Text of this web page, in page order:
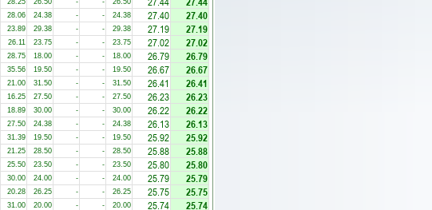
28.25 26.50 - - 26.50
28.06 24.38 - - 24.38 27.40 27.40
23.89 29.38 - - 29.38 27.19 27.19
26.11 23.75 - - 23.75 27.02 27.02
28.75 18.00 - - 18.00 26.79 26.79
35.56 19.50 - - 19.50 26.67 26.67
21.00 31.50 - - 31.50 26.41 26.41
16.25 27.50 - - 27.50 26.23 26.23
18.89 30.00 - - 30.00 26.22 26.22
27.50 24.38 - - 24.38 26.13 26.13
31.39 19.50 - - 19.50 25.92 25.92
21.25 28.50 - - 28.50 25.88 25.88
25.50 23.50 - - 23.50 25.80 25.80
30.00 24.00 - - 24.00 25.79 25.79
20.28 26.25 - - 26.25 25.75 25.75
31.00 20.00 - - 20.00 25.74 25.74